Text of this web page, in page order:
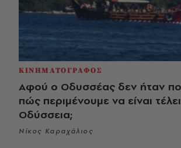
ΚΙΝΗΜΑΤΟΓΡΑΦΟΣ
Αφού ο Οδυσσέας δεν ήταν
πώς περιμένουμε να είναι
Οδύσσεια;
Νίκος Καραχάλιος